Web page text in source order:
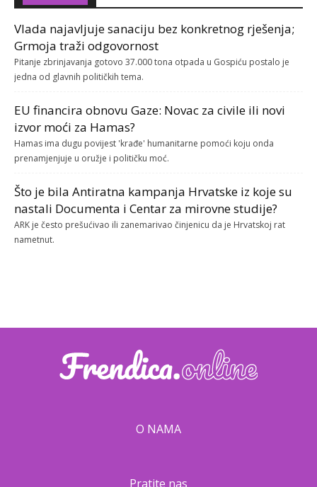
Vlada najavljuje sanaciju bez konkretnog rješenja;
Grmoja traži odgovornost
Pitanje zbrinjavanja gotovo 37.000 tona otpada u Gospiću postalo je
jedna od glavnih političkih tema.
EU financira obnovu Gaze: Novac za civile ili novi
izvor moći za Hamas?
Hamas ima dugu povijest 'krađe' humanitarne pomoći koju onda
prenamjenjuje u oružje i političku moć.
Što je bila Antiratna kampanja Hrvatske iz koje su
nastali Documenta i Centar za mirovne studije?
ARK je često prešućivao ili zanemarivao činjenicu da je Hrvatskoj rat
nametnut.
O NAMA
Pratite nas